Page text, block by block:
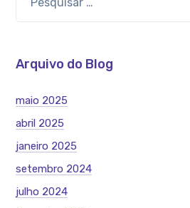
Arquivo do Blog
maio 2025
abril 2025
janeiro 2025
setembro 2024
julho 2024